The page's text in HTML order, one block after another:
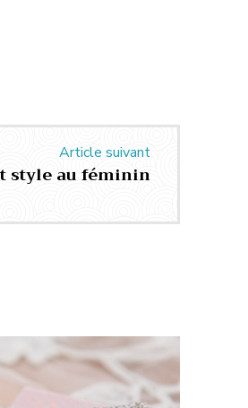
Article suivant
style au féminin